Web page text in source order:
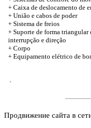
+ Caixa de deslocamento de
+ União e cabos de poder
+ Sistema de freios
+ Suporte de forma triangular
interrupção e direção
+ Corpo
+ Equipamento elétrico de
-
Продвижение сайта в